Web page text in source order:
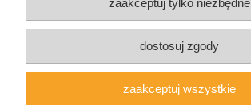
Pomoc
Moje konto
zaakceptuj tylko niezbędne
dostosuj zgody
zaakceptuj wszystkie